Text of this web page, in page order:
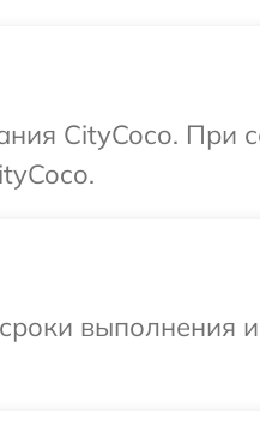
CityCoco. При
выполнения